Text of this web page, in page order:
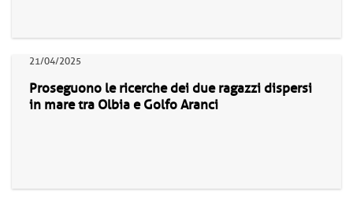
21/04/2025
Proseguono le ricerche dei due ragazzi dispersi
in mare tra Olbia e Golfo Aranci